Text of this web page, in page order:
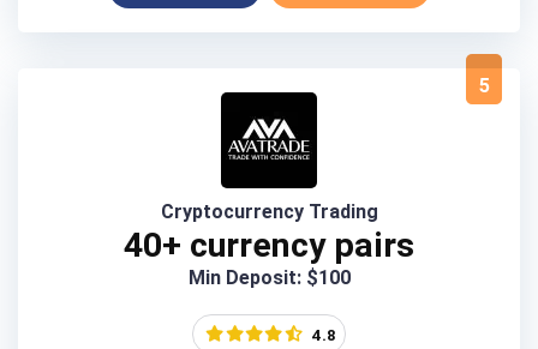
5
Cryptocurrency Trading
40+ currency pairs
Min Deposit: $100
4.8